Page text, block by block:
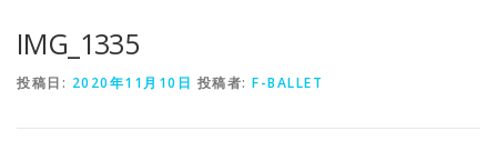
IMG_1335
投稿日: 2020年11月10日 投稿者: F-BALLET